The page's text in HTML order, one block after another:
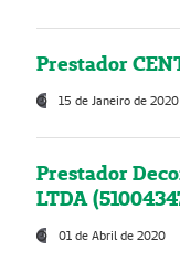
Prestador
15 de Janeiro de 2020
Prestador
LTDA
01 de Abril de 2020